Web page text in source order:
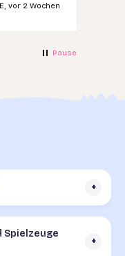
vor 2 Wochen
Pause
+
Spielzeuge
+